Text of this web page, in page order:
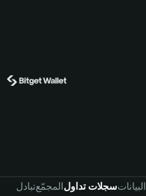
تبادلالمجمّعسجلات تداولالبيانات